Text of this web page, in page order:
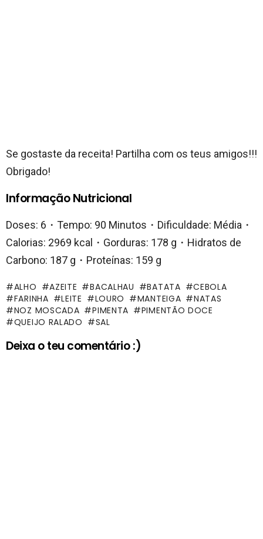
Se gostaste da receita! Partilha com os teus amigos!!!
Obrigado!
Informação Nutricional
Doses: 6・Tempo: 90 Minutos・Dificuldade: Média・
Calorias: 2969 kcal・Gorduras: 178 g・Hidratos de
Carbono: 187 g・Proteínas: 159 g
ALHO AZEITE BACALHAU BATATA
CEBOLA
FARINHA
LEITE LOURO MANTEIGA
NATAS
NOZ MOSCADA
PIMENTA
PIMENTÃO DOCE
QUEIJO RALADO
SAL
Deixa o teu comentário :)